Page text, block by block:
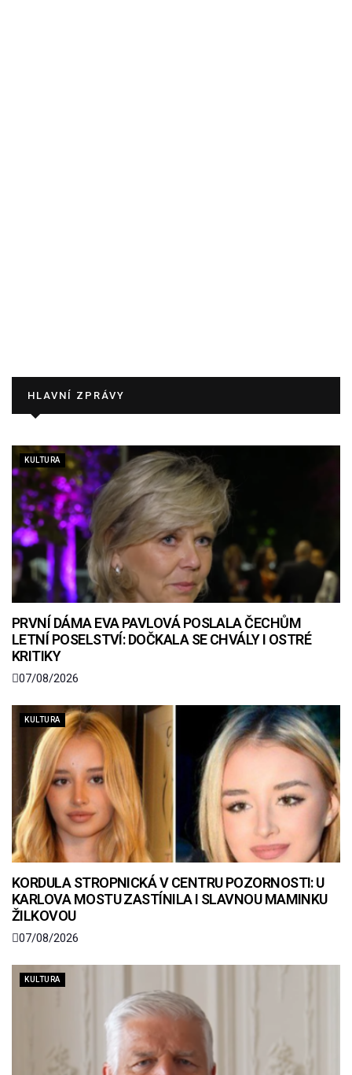
HLAVNÍ ZPRÁVY
KULTURA
PRVNÍ DÁMA EVA PAVLOVÁ POSLALA ČECHŮM
LETNÍ POSELSTVÍ: DOČKALA SE CHVÁLY I OSTRÉ
KRITIKY
07/08/2026
KULTURA
KORDULA STROPNICKÁ V CENTRU POZORNOSTI: U
KARLOVA MOSTU ZASTÍNILA I SLAVNOU MAMINKU
ŽILKOVOU
07/08/2026
KULTURA